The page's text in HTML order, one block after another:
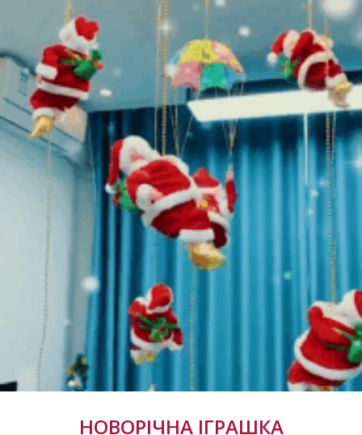
НОВОРІЧНА ІГРАШКА